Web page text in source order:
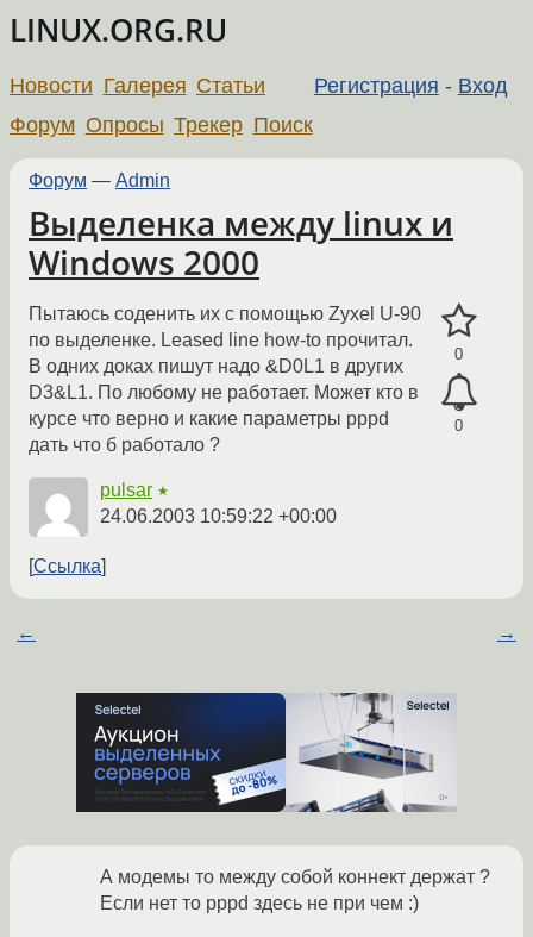
LINUX.ORG.RU
Регистрация - Вход
Новости Галерея Статьи
Форум Опросы Трекер Поиск
Форум — Admin
Выделенка между linux и
Windows 2000
0
0
Пытаюсь соденить их с помощью Zyxel U-90
по выделенке. Leased line how-to прочитал.
В одних доках пишут надо &D0L1 в других
D3&L1. По любому не работает. Может кто в
курсе что верно и какие параметры pppd
дать что б работало ?
pulsar ★
24.06.2003 10:59:22 +00:00
Ссылка
← →
А модемы то между собой коннект держат ?
Если нет то pppd здесь не при чем :)